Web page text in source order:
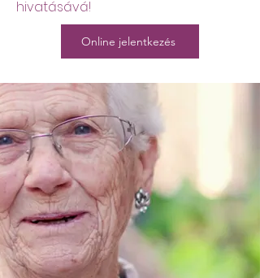
hivatásává!
Online jelentkezés